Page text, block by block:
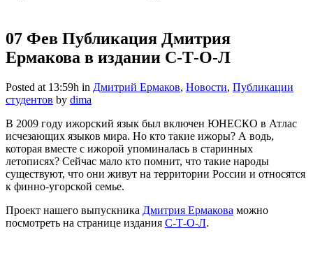
07 Фев Публикация Дмитрия
Ермакова в издании С-Т-О-Л
Posted at 13:59h in Дмитрий Ермаков, Новости, Публикации
студентов by dima
В 2009 году ижорский язык был включен ЮНЕСКО в Атлас
исчезающих языков мира. Но кто такие ижоры? А водь,
которая вместе с ижорой упоминалась в старинных
летописях? Сейчас мало кто помнит, что такие народы
существуют, что они живут на территории России и относятся
к финно-угорской семье.
Проект нашего выпускника Дмитрия Ермакова можно
посмотреть на странице издания С-Т-О-Л.